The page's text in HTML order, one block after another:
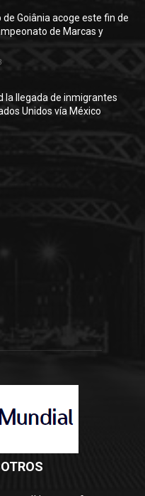
de Goiânia acoge este fin de
de Marcas y
la llegada de inmigrantes
Unidos vía México